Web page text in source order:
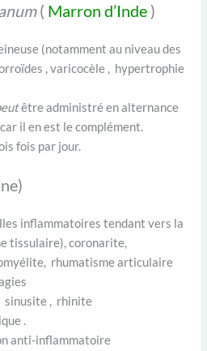
( Marron d’Inde )
(notamment au niveau des
, varicocèle , hypertrophie
être administré en alternance
il en est le complément.
fois par jour.
inflammatoires tendant vers la
tissulaire), coronarite,
rhumatisme articulaire
sinusite , rhinite
.
anti-inflammatoire